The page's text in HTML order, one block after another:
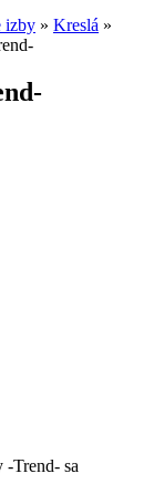
izby » Kreslá »
Trend- sa